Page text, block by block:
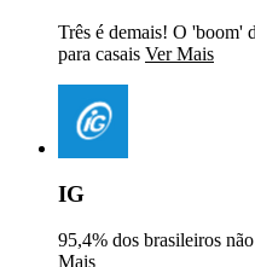
Três é demais! O 'boom'
para casais Ver Mais
IG
95,4% dos brasileiros
Mais